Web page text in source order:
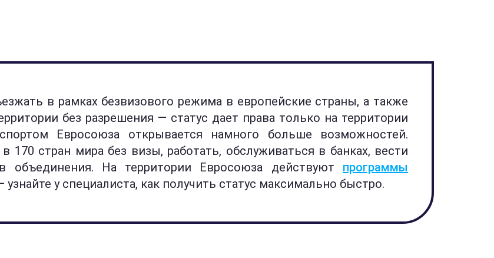
в рамках безвизового режима в европейские страны, а также
без разрешения — статус дает права только на территории
Евросоюза открывается намного больше возможностей.
170 стран мира без визы, работать, обслуживаться в банках, вести
объединения. На территории Евросоюза действуют программы
узнайте у специалиста, как получить статус максимально быстро.